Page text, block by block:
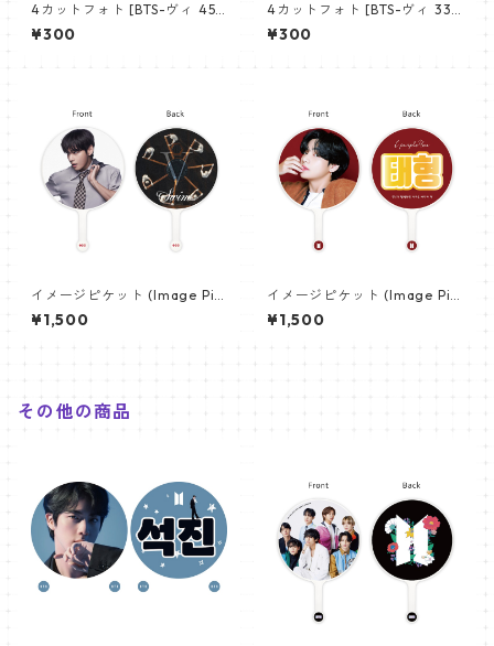
4カットフォト [BTS-ヴィ 45]
4CUT PHOTO BTS- V 45
¥300
4カットフォト [BTS-ヴィ 33]
4CUT PHOTO BTS- V 33
¥300
イメージピケット (Image Pic
ket) うちわ - ヴィ (V_21)
¥1,500
イメージピケット (Image Pic
ket) うちわ - ヴィ (V_02)
¥1,500
その他の商品